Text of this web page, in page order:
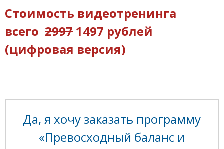
Стоимость видеотренинга
всего 2997 1497 рублей
(цифровая версия)
Да, я хочу заказать программу
«Превосходный баланс и